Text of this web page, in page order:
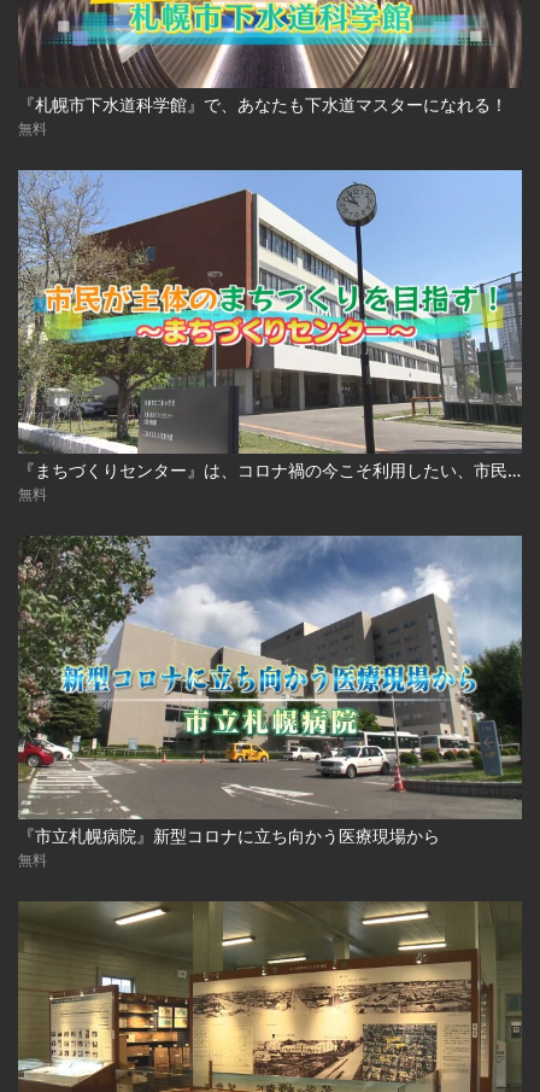
『札幌市下水道科学館』で、あなたも下水道マスターになれる！
無料
『まちづくりセンター』は、コロナ禍の今こそ利用したい、市民の力強い味方！
無料
『市立札幌病院』新型コロナに立ち向かう医療現場から
無料